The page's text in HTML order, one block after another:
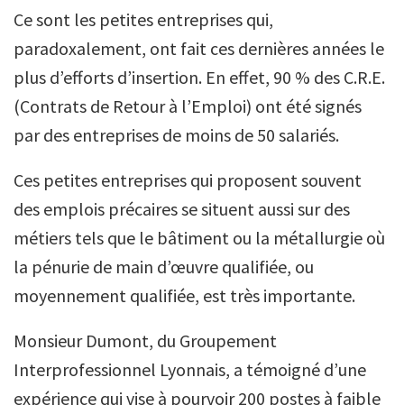
Ce sont les petites entreprises qui,
paradoxalement, ont fait ces dernières années le
plus d’efforts d’insertion. En effet, 90 % des C.R.E.
(Contrats de Retour à l’Emploi) ont été signés
par des entreprises de moins de 50 salariés.
Ces petites entreprises qui proposent souvent
des emplois précaires se situent aussi sur des
métiers tels que le bâtiment ou la métallurgie où
la pénurie de main d’œuvre qualifiée, ou
moyennement qualifiée, est très importante.
Monsieur Dumont, du Groupement
Interprofessionnel Lyonnais, a témoigné d’une
expérience qui vise à pourvoir 200 postes à faible